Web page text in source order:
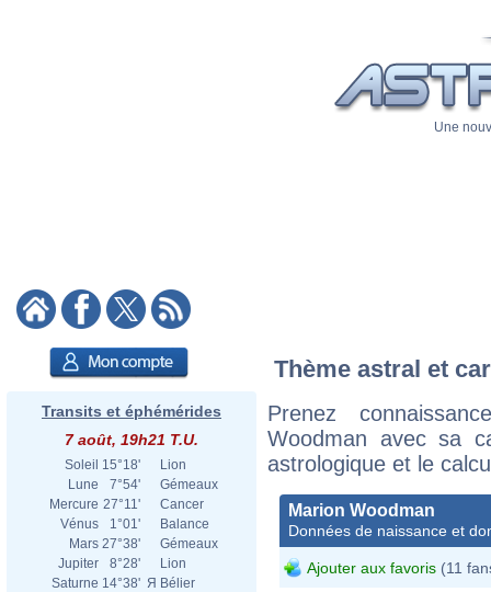
Une
Transits et éphémérides
7 août, 19h21 T.U.
Soleil 15°18'
Lion
Lune
7°54'
Gémeaux
Mercure 27°11'
Cancer
Vénus
1°01'
Balance
Mars 27°38'
Gémeaux
Jupiter
8°28'
Lion
Saturne 14°38' Я Bélier
Thème astral et
Prenez
Woodman avec sa
astrologique et le
Marion Woodman
Données de naissance et
Ajouter aux favoris (11